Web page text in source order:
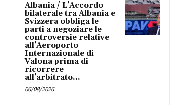
Albania / L’Accordo
bilaterale tra Albania e
Svizzera obbliga le
parti a negoziare le
controversie relative
all’Aeroporto
Internazionale di
Valona prima di
ricorrere
all’arbitrato...
06/08/2026